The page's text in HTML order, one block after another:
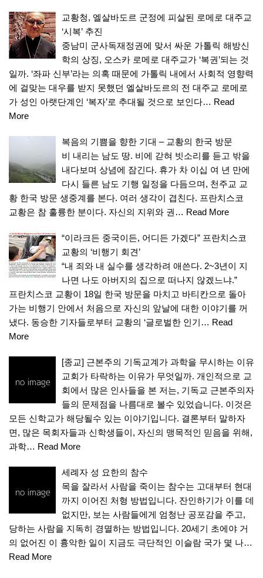
교황청, 엘살바도르 군정에 피살된 로메로 대주교
‘시복’ 추진
중남미 군사독재정권에 맞서 싸운 가톨릭 해방신
학의 상징, 오스카 로메로 대주교가 ‘복권’되는 것
일까. ‘좌파 신부’라는 의혹 때문에 가톨릭 내에서 사회적 영향력
에 걸맞는 대우를 받지 못했던 엘살바도르의 전 대주교 로메로
가 성인 아랫단계인 ‘복자’로 추대될 것으로 보인다… Read
More
복음의 기쁨을 향한 기대 – 교황의 한국 방문
비 내리는 남도 땅. 비에 갇혀 빗소리를 듣고 밖을
내다보며 상념에 잠긴다. 휴가 차 이십 여 년 만에
다시 들른 남도 기행 일정을 다듬으며, 천주교 교
황 한국 방문 생중계를 본다. 여러 생각이 겹친다. 프란치스코
교황은 참 훌륭한 분이다. 자신의 지위와 권… Read More
“이라크든 중국이든, 어디든 가겠다” 프란치스코
교황의 ‘비행기 회견’
“내 죄와 내 실수를 생각하려 애쓴다. 2~3년이 지
나면 나도 아버지의 집으로 떠나지 않겠느냐.”
프란치스코 교황이 18일 한국 방문을 마치고 바티칸으로 돌아
가는 비행기 안에서 처음으로 자신의 앞날에 대한 이야기를 꺼
냈다. 동승한 기자들로부터 교황의 ‘글로벌한 인기… Read
More
[종교] 근본주의 기독교계가 과학을 무시하는 이유
교회가 타락하는 이유가 무엇일까. 개인적으로 교
회에서 많은 인사들을 본 저는, 기독교 근본주의자
들의 문제점을 나름대로 볼수 있었습니다. 이것은
모든 신학교가 해당될수 있는 이야기입니다. 결론부터 말하자
면, 많은 목회자들과 신학생들이, 자신의 맹목적인 믿음을 위해,
과학… Read More
세례자 성 요한의 참수
목을 잘라서 사람을 죽이는 참수는 고대부터 현대
까지 이어진 처형 방법입니다. 잔인하기가 이를 데
없지만, 보는 사람들에게 엄청난 공포감을 주고,
당하는 사람을 지독히 경멸하는 방법입니다. 20세기 초에야 거
의 없어진 이 흉악한 일이 지금도 극단적인 이슬람 국가 몇 나…
Read More